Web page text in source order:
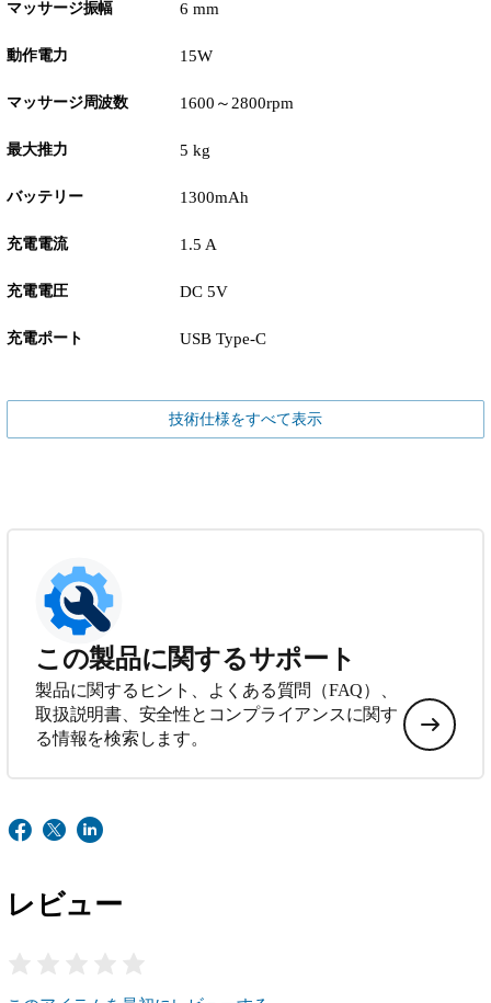
マッサージ振幅 6 mm
動作電力 15W
マッサージ周波数 1600～2800rpm
最大推力 5 kg
バッテリー 1300mAh
充電電流 1.5 A
充電電圧 DC 5V
充電ポート USB Type-C
技術仕様をすべて表示
この製品に関するサポート
製品に関するヒント、よくある質問（FAQ）、
取扱説明書、安全性とコンプライアンスに関す
る情報を検索します。
レビュー